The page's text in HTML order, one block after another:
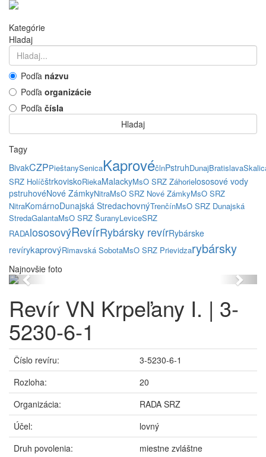
Kategórie
Hladaj
Podľa názvu
Podľa organizácie
Podľa čísla
Hladaj
Tagy
BivakCZPPieštanySenicaKaprovéčlnPstruhDunajBratislava
SRZ HolíčštrkoviskoRiekaMalackyMsO SRZ Záhorielososové vody
pstruhovéNové ZámkyNitraMsO SRZ Nové ZámkyMsO SRZ
NitraKomárnoDunajská StredachovnýTrenčínMsO SRZ Dunajská
StredaGalantaMsO SRZ ŠuranyLeviceSRZ
RADAlososovýRevírRybársky revírRybárske
revírykaprovýRimavská SobotaMsO SRZ Prievidzarybársky
Najnovšie foto
Previous Next
Revír VN Krpeľany I. | 3-
5230-6-1
Číslo revíru:
3-5230-6-1
Rozloha:
20
Organizácia:
RADA SRZ
Účel:
lovný
Druh povolenia:
miestne zvláštne